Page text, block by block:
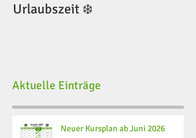
Urlaubszeit ❄️
Aktuelle Einträge
Neuer Kursplan ab Juni 2026